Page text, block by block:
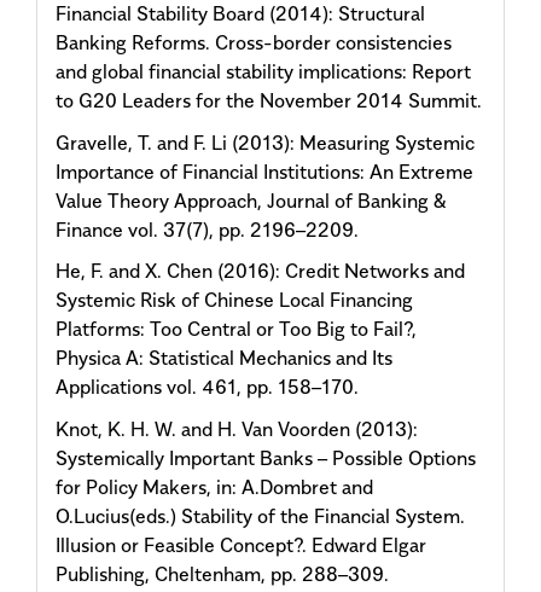
Financial Stability Board (2014): Structural
Banking Reforms. Cross-border consistencies
and global financial stability implications: Report
to G20 Leaders for the November 2014 Summit.
Gravelle, T. and F. Li (2013): Measuring Systemic
Importance of Financial Institutions: An Extreme
Value Theory Approach, Journal of Banking &
Finance vol. 37(7), pp. 2196–2209.
He, F. and X. Chen (2016): Credit Networks and
Systemic Risk of Chinese Local Financing
Platforms: Too Central or Too Big to Fail?,
Physica A: Statistical Mechanics and Its
Applications vol. 461, pp. 158–170.
Knot, K. H. W. and H. Van Voorden (2013):
Systemically Important Banks – Possible Options
for Policy Makers, in: A.Dombret and
O.Lucius(eds.) Stability of the Financial System.
Illusion or Feasible Concept?. Edward Elgar
Publishing, Cheltenham, pp. 288–309.